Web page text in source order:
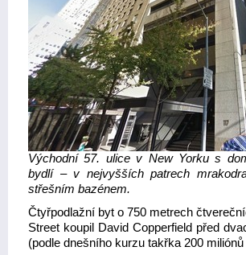
Východní 57. ulice v New Yorku s
bydlí – v nejvyšších patrech
střešním bazénem.
Čtyřpodlažní byt o 750 metrech
Street koupil David Copperfield před
(podle dnešního kurzu takřka 200 miliónů